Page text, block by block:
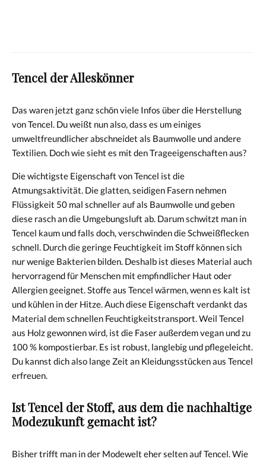
Tencel der Alleskönner
Das waren jetzt ganz schön viele Infos über die Herstellung
von Tencel. Du weißt nun also, dass es um einiges
umweltfreundlicher abschneidet als Baumwolle und andere
Textilien. Doch wie sieht es mit den Trageeigenschaften aus?
Die wichtigste Eigenschaft von Tencel ist die
Atmungsaktivität. Die glatten, seidigen Fasern nehmen
Flüssigkeit 50 mal schneller auf als Baumwolle und geben
diese rasch an die Umgebungsluft ab. Darum schwitzt man in
Tencel kaum und falls doch, verschwinden die Schweißflecken
schnell. Durch die geringe Feuchtigkeit im Stoff können sich
nur wenige Bakterien bilden. Deshalb ist dieses Material auch
hervorragend für Menschen mit empfindlicher Haut oder
Allergien geeignet. Stoffe aus Tencel wärmen, wenn es kalt ist
und kühlen in der Hitze. Auch diese Eigenschaft verdankt das
Material dem schnellen Feuchtigkeitstransport. Weil Tencel
aus Holz gewonnen wird, ist die Faser außerdem vegan und zu
100 % kompostierbar. Es ist robust, langlebig und pflegeleicht.
Du kannst dich also lange Zeit an Kleidungsstücken aus Tencel
erfreuen.
Ist Tencel der Stoff, aus dem die nachhaltige
Modezukunft gemacht ist?
Bisher trifft man in der Modewelt eher selten auf Tencel. Wie